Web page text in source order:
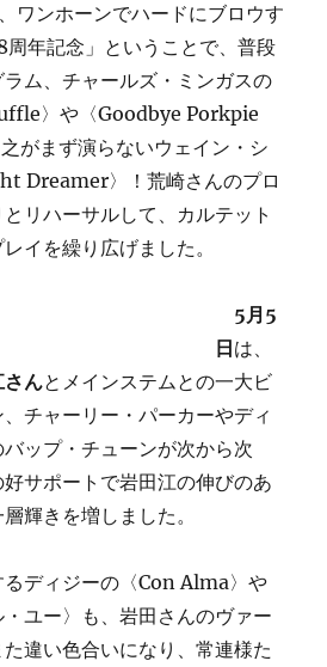
ワンホーンでハードにブロウす
周年記念」ということで、普段
ム、チャールズ・ミンガスの
〉や〈Goodbye Porkpie
がまず演らないウェイン・シ
Dreamer〉！荒崎さんのプロ
リハーサルして、カルテット
イを繰り広げました。
5月5
日は、
さんとメインステムとの一大ビ
チャーリー・パーカーやディ
ップ・チューンが次から次
サポートで岩田江の伸びのあ
輝きを増しました。
ディジーの〈Con Alma〉や
・ユー〉も、岩田さんのヴァー
違い色合いになり、常連様た